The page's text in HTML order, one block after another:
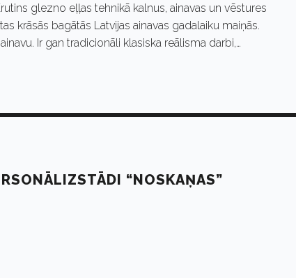
glezno eļļas tehnikā kalnus, ainavas un vēstures
krāsās bagātās Latvijas ainavas gadalaiku maiņās.
Ir gan tradicionāli klasiska reālisma darbi,…
“NOSKAŅAS”